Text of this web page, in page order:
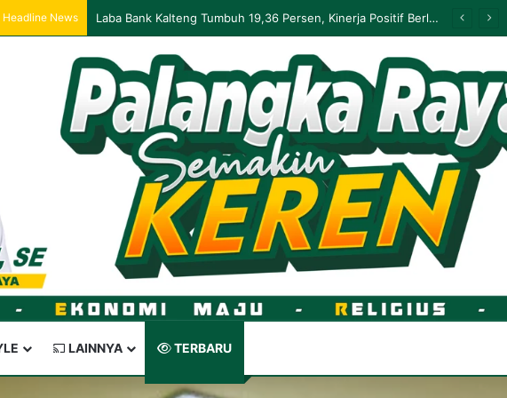
Headline News Palangka Raya Perluas Digitalisasi Perlindungan Sosial, Perkuat Akurasi Data dan Penyaluran Bansos
LAINNYA TERBARU